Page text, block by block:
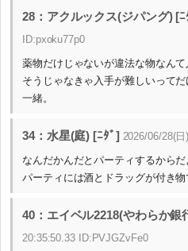
28：アクルックス(ジパング) [
ID:pxoku77p0
薬物だけじゃないが違法な物なん
そうじゃなきゃ入手が難しいって
一緒。
34：水星(庭) [ﾆﾀﾞ] 2026/06/28(
なんだかんだとパーティするからだ
パーティには酒とドラッグが付き物
40：エイベル2218(やわらか銀
20:35:50.33 ID:PVJGZvFe0